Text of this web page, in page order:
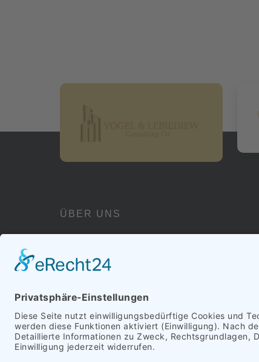
ÜBER UNS
für maßgeschneiderte Lösungen,
die messbare Ergebnisse liefern